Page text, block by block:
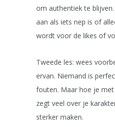
om authentiek te
aan als iets nep is of
wordt voor de likes of
Tweede les: wees
ervan. Niemand is
fouten. Maar hoe je
zegt veel over je
sterker maken.